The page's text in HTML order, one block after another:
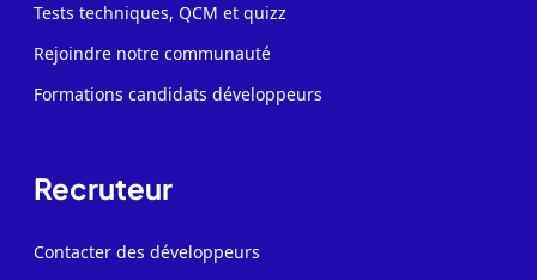
Tests techniques, QCM et quizz
Rejoindre notre communauté
Formations candidats développeurs
Recruteur
Contacter des développeurs